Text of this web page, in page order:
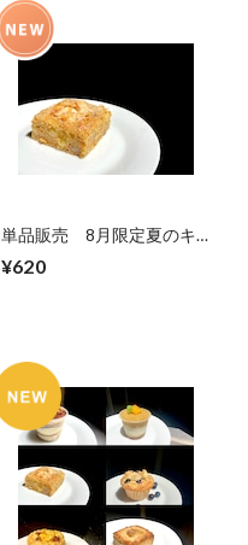
単品販売 8月限定夏のキ
ャロットケーキ(グルテンフ
リーvegan)
¥620